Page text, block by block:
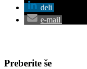
deli
e-mail
Preberite še